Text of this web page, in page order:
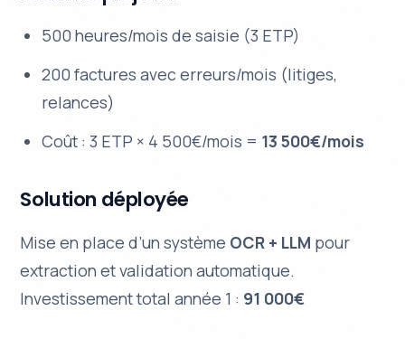
500 heures/mois de saisie (3 ETP)
200 factures avec erreurs/mois (litiges,
relances)
Coût : 3 ETP × 4 500€/mois = 13 500€/mois
Solution déployée
Mise en place d’un système OCR + LLM pour
extraction et validation automatique.
Investissement total année 1 : 91 000€